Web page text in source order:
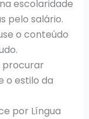
escolaridade
pelo salário.
o conteúdo
procurar
o estilo da
por Língua